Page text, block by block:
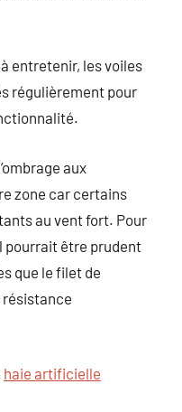
entretenir, les voiles
régulièrement pour
aux
zone car certains
au vent fort. Pour
pourrait être prudent
que le filet de
haie artificielle